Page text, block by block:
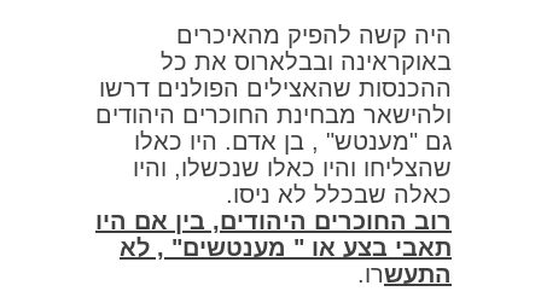
היה קשה להפיק מהאיכרים
באוקראינה ובבלארוס את כל
ההכנסות שהאצילים הפולנים דרשו
ולהישאר מבחינת החוכרים היהודים
גם "מענטש" , בן אדם. היו כאלו
שהצליחו והיו כאלו שנכשלו, והיו
כאלה שבכלל לא ניסו.
רוב החוכרים היהודים, בין אם היו
תאבי בצע או " מענטשים" , לא
התעשרו.